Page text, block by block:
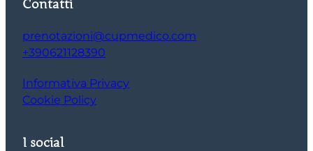
Contatti
prenotazioni@cupmedico.com
+390621128390
Informativa Privacy
Cookie Policy
I social